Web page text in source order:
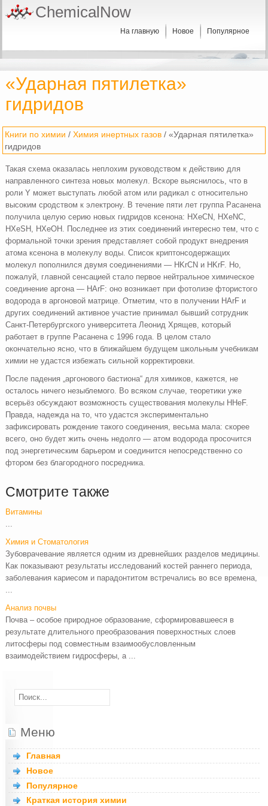
ChemicalNow
На главную Новое Популярное
«Ударная пятилетка»
гидридов
Книги по химии /Химия инертных газов / «Ударная пятилетка»
гидридов
Такая схема оказалась неплохим руководством к действию для
направленного синтеза новых молекул. Вскоре выяснилось, что в
роли Y может выступать любой атом или радикал с относительно
высоким сродством к электрону. В течение пяти лет группа Расанена
получила целую серию новых гидридов ксенона: HXeCN, HXeNC,
HXeSH, HXeOH. Последнее из этих соединений интересно тем, что с
формальной точки зрения представляет собой продукт внедрения
атома ксенона в молекулу воды. Список криптонсодержащих
молекул пополнился двумя соединениями — HKrCN и HKrF. Но,
пожалуй, главной сенсацией стало первое нейтральное химическое
соединение аргона — HArF: оно возникает при фотолизе фтористого
водорода в аргоновой матрице. Отметим, что в получении HArF и
других соединений активное участие принимал бывший сотрудник
Санкт-Петербургского университета Леонид Хрящев, который
работает в группе Расанена с 1996 года. В целом стало
окончательно ясно, что в ближайшем будущем школьным учебникам
химии не удастся избежать сильной корректировки.
После падения „аргонового бастиона“ для химиков, кажется, не
осталось ничего незыблемого. Во всяком случае, теоретики уже
всерьёз обсуждают возможность существования молекулы HHeF.
Правда, надежда на то, что удастся экспериментально
зафиксировать рождение такого соединения, весьма мала: скорее
всего, оно будет жить очень недолго — атом водорода просочится
под энергетическим барьером и соединится непосредственно со
фтором без благородного посредника.
Смотрите также
Витамины
...
Химия и Стоматология
Зубоврачевание является одним из древнейших разделов медицины.
Как показывают результаты исследований костей раннего периода,
заболевания кариесом и парадонтитом встречались во все времена,
...
Анализ почвы
Почва – особое природное образование, сформировавшееся в
результате длительного преобразования поверхностных слоев
литосферы под совместным взаимообусловленным
взаимодействием гидросферы, а ...
Меню
Главная
Новое
Популярное
Краткая история химии